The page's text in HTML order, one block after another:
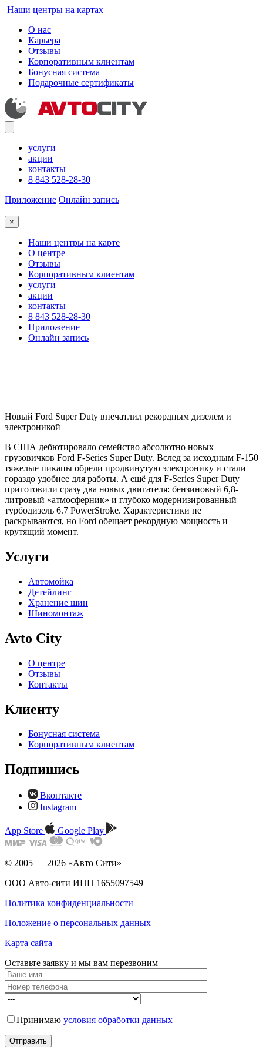
Наши центры на картах
О нас
Карьера
Отзывы
Корпоративным клиентам
Бонусная система
Подарочные сертификаты
услуги
акции
контакты
8 843 528-28-30
Приложение Онлайн запись
×
Наши центры на карте
О центре
Отзывы
Корпоративным клиентам
услуги
акции
контакты
8 843 528-28-30
Приложение
Онлайн запись
Новый Ford Super Duty впечатлил рекордным дизелем и
электроникой
В США дебютировало семейство абсолютно новых
грузовичков Ford F-Series Super Duty. Вслед за исходным F-150
тяжелые пикапы обрели продвинутую электронику и стали
гораздо удобнее для работы. А ещё для F-Series Super Duty
приготовили сразу два новых двигателя: бензиновый 6,8-
литровый «атмосферник» и глубоко модернизированный
турбодизель 6.7 PowerStroke. Характеристики не
раскрываются, но Ford обещает рекордную мощность и
крутящий момент.
Услуги
Автомойка
Детейлинг
Хранение шин
Шиномонтаж
Avto City
О центре
Отзывы
Контакты
Клиенту
Бонусная система
Корпоративным клиентам
Подпишись
Вконтакте
Instagram
App Store Google Play
© 2005 — 2026 «Авто Сити»
ООО Авто-сити ИНН 1655097549
Политика конфиденциальности
Положение о персональных данных
Карта сайта
Оставьте заявку и мы вам перезвоним
Принимаю условия обработки данных